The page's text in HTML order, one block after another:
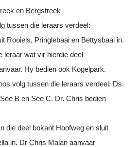
en Bergstreek
tussen die leraars verdeel:
Rooiels, Pringlebaai en Bettysbaai in.
leraar wat vir hierdie deel
Hy bedien ook Kogelpark.
volg tussen die leraars verdeel: Ds.
B en See C. Dr. Chris bedien
die deel bokant Hoofweg en sluit
in. Dr Chris Malan aanvaar